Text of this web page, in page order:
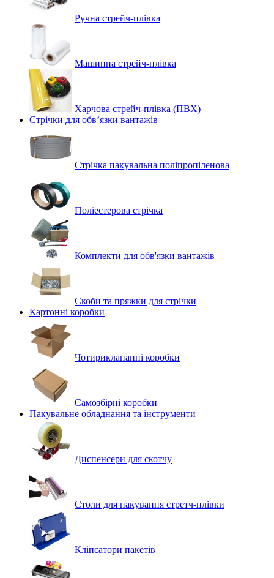
Ручна стрейч-плівка
Машинна стрейч‑плівка
Харчова стрейч-плівка (ПВХ)
Стрічки для обв’язки вантажів
Стрічка пакувальна поліпропіленова
Поліестерова стрічка
Комплекти для обв'язки вантажів
Скоби та пряжки для стрічки
Картонні коробки
Чотириклапанні коробки
Самозбірні коробки
Пакувальне обладнання та інструменти
Диспенсери для скотчу
Столи для пакування стретч-плівки
Кліпсатори пакетів